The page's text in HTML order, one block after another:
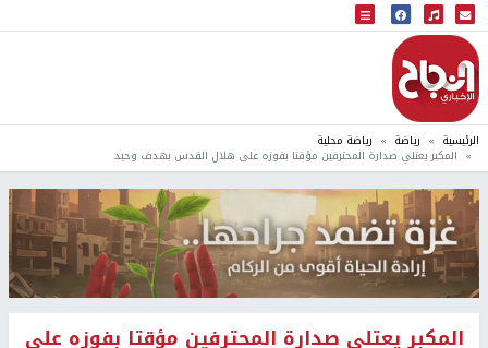
البث المباشر
إذاعة النجاح
الرئيسية رياضة رياضة محلية
المكبر يعتلي صدارة المحترفين مؤقتا بفوزه على هلال القدس بهدف وحيد
المكبر يعتلي صدارة المحترفين مؤقتا بفوزه على